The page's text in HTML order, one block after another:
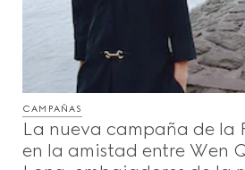
CAMPAÑAS
La nueva campaña de la
en la amistad entre Wen